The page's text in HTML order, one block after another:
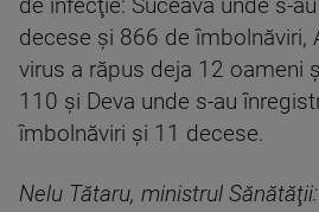
de infecţie: Suceava unde s-
decese şi 866 de îmbolnăviri,
virus a răpus deja 12 oameni
110 şi Deva unde s-au
îmbolnăviri şi 11 decese.
Nelu Tătaru, ministrul